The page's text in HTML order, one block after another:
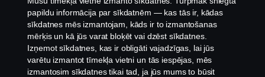
a
u
n
ā
c
i
n
ē
a
u
n
ā
c
i
n
ē
a
u
n
ā
c
i
n
ē
a
u
n
ā
i
n
ē
Pieejamās pozīcijas
Darba vietu atrašanās vietas
Sazinieties ar mums
Par Scania
papildu informācija par sīkdatnēm — kas tās ir, kādas
sīkdatnes mēs izmantojam, kāds ir to izmantošanas
mērķis un kā jūs varat bloķēt vai dzēst sīkdatnes.
Izņemot sīkdatnes, kas ir obligāti vajadzīgas, lai jūs
varētu izmantot tīmekļa vietni un tās iespējas, mēs
izmantosim sīkdatnes tikai tad, ja jūs mums to būsit